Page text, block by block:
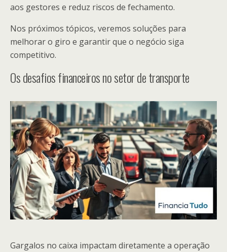
aos gestores e reduz riscos de fechamento.
Nos próximos tópicos, veremos soluções para
melhorar o giro e garantir que o negócio siga
competitivo.
Os desafios financeiros no setor de transporte
Gargalos no caixa impactam diretamente a operação